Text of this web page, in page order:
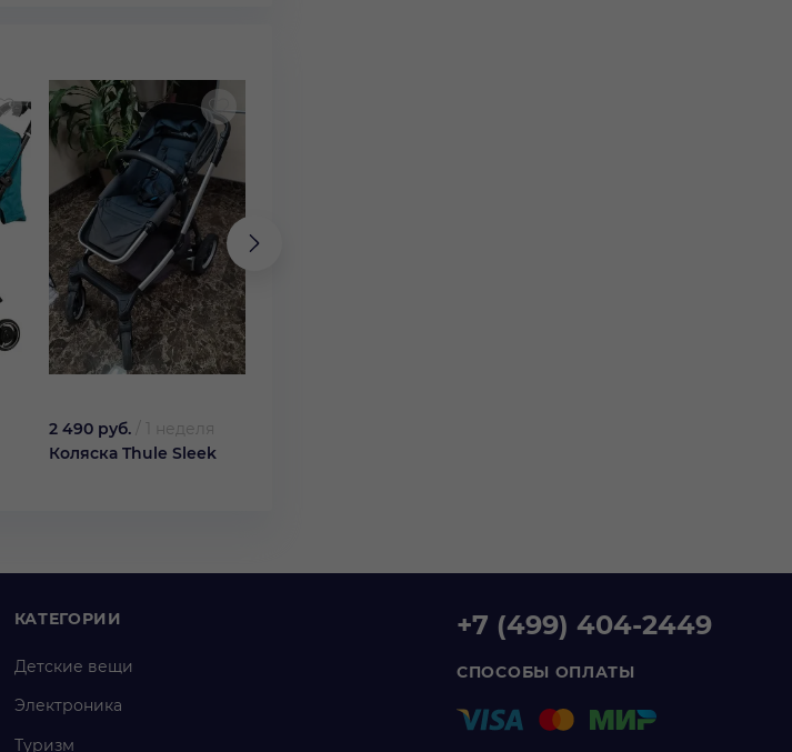
2 490 руб.
1 неделя
Коляска Thule Sleek
КАТЕГОРИИ
Детские вещи
Электроника
Туризм
+7 (499) 404-2449
СПОСОБЫ ОПЛАТЫ